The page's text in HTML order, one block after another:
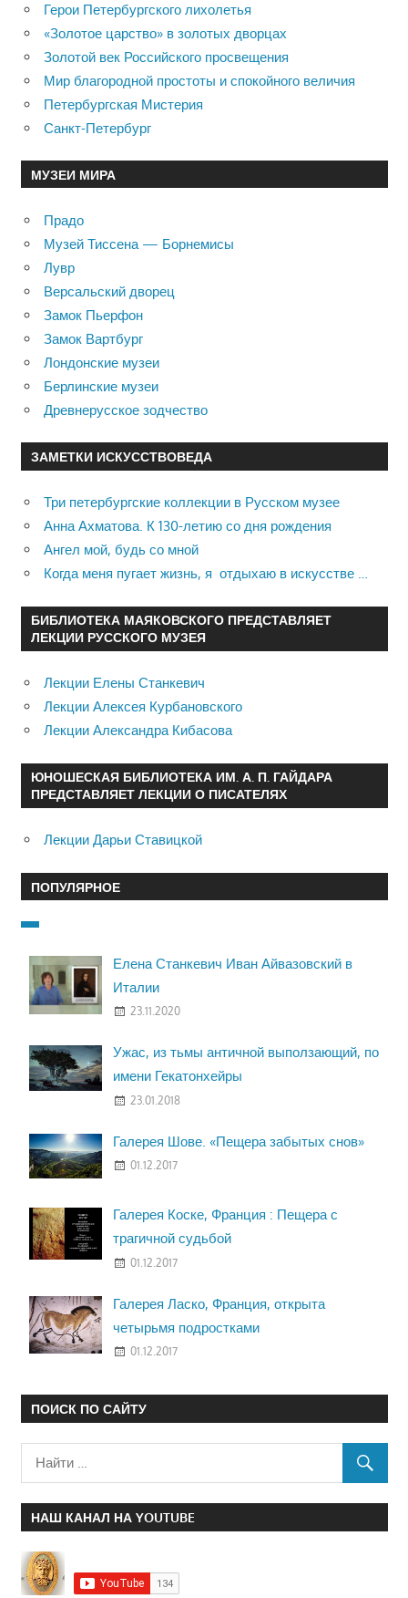
Герои Петербургского лихолетья
«Золотое царство» в золотых дворцах
Золотой век Российского просвещения
Мир благородной простоты и спокойного величия
Петербургская Мистерия
Санкт-Петербург
МУЗЕИ МИРА
Прадо
Музей Тиссена — Борнемисы
Лувр
Версальский дворец
Замок Пьерфон
Замок Вартбург
Лондонские музеи
Берлинские музеи
Древнерусское зодчество
ЗАМЕТКИ ИСКУССТВОВЕДА
Три петербургские коллекции в Русском музее
Анна Ахматова. К 130-летию со дня рождения
Ангел мой, будь со мной
Когда меня пугает жизнь, я отдыхаю в искусстве …
БИБЛИОТЕКА МАЯКОВСКОГО ПРЕДСТАВЛЯЕТ
ЛЕКЦИИ РУССКОГО МУЗЕЯ
Лекции Елены Станкевич
Лекции Алексея Курбановского
Лекции Александра Кибасова
ЮНОШЕСКАЯ БИБЛИОТЕКА ИМ. А. П. ГАЙДАРА
ПРЕДСТАВЛЯЕТ ЛЕКЦИИ О ПИСАТЕЛЯХ
Лекции Дарьи Ставицкой
ПОПУЛЯРНОЕ
Елена Станкевич Иван Айвазовский в
Италии
23.11.2020
Ужас, из тьмы античной выползающий, по
имени Гекатонхейры
23.01.2018
Галерея Шове. «Пещера забытых снов»
01.12.2017
Галерея Коске, Франция : Пещера с
трагичной судьбой
01.12.2017
Галерея Ласко, Франция, открыта
четырьмя подростками
01.12.2017
ПОИСК ПО САЙТУ
НАШ КАНАЛ НА YOUTUBE